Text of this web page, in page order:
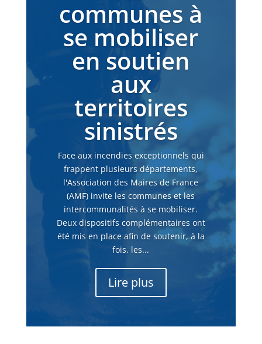
communes à
se mobiliser
en soutien
aux
territoires
sinistrés
Face aux incendies exceptionnels qui
frappent plusieurs départements,
l'Association des Maires de France
(AMF) invite les communes et les
intercommunalités à se mobiliser.
Deux dispositifs complémentaires ont
été mis en place afin de soutenir, à la
fois, les...
Lire plus